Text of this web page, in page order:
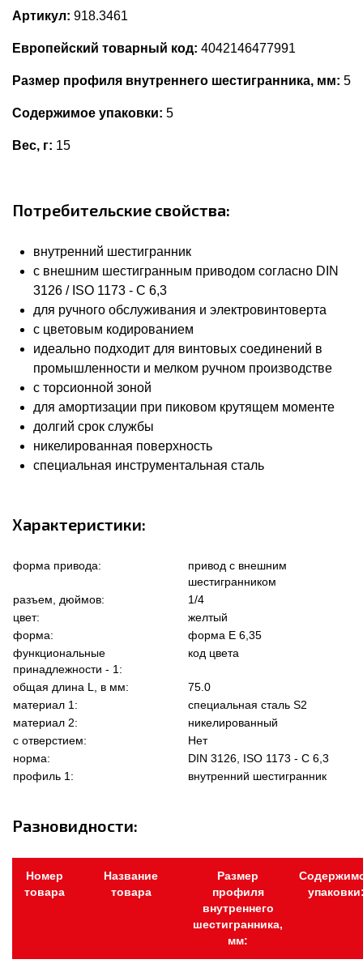
Артикул: 918.3461
Европейский товарный код: 4042146477991
Размер профиля внутреннего шестигранника, мм: 5
Содержимое упаковки: 5
Вес, г: 15
Потребительские свойства:
внутренний шестигранник
с внешним шестигранным приводом согласно DIN
3126 / ISO 1173 - C 6,3
для ручного обслуживания и электровинтоверта
с цветовым кодированием
идеально подходит для винтовых соединений в
промышленности и мелком ручном производстве
с торсионной зоной
для амортизации при пиковом крутящем моменте
долгий срок службы
никелированная поверхность
специальная инструментальная сталь
Характеристики:
форма привода:
привод с внешним
шестигранником
разъем, дюймов:
1/4
цвет:
желтый
форма:
форма Е 6,35
функциональные
принадлежности - 1:
код цвета
общая длина L, в мм:
75.0
материал 1:
специальная сталь S2
материал 2:
никелированный
с отверстием:
Нет
норма:
DIN 3126, ISO 1173 - C 6,3
профиль 1:
внутренний шестигранник
Разновидности:
Номер
товара
Название
товара
Размер
профиля
внутреннего
шестигранника,
мм: